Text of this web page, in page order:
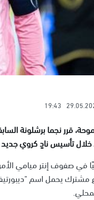
19:43
قرر نجما برشلونة
تأسيس نادٍ كروي